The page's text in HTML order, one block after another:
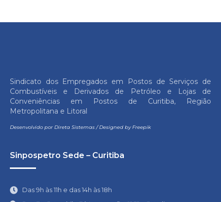
Sindicato dos Empregados em Postos de Serviços de
Combustíveis e Derivados de Petróleo e Lojas de
Conveniências em Postos de Curitiba, Região
Metropolitana e Litoral
Desenvolvido por Direta Sistemas/Designed by Freepik
Sinpospetro Sede – Curitiba
Das 9h às 11h e das 14h às 18h